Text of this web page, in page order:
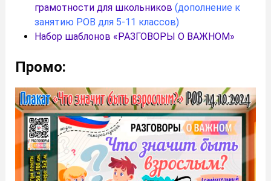
грамотности для школьников (дополнение к
занятию РОВ для 5-11 классов)
Набор шаблонов «РАЗГОВОРЫ О ВАЖНОМ»
Промо: